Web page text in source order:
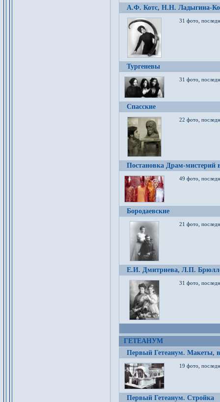
А.Ф. Котс, Н.Н. Ладыгина-
31 фото,
Тургеневы
31 фото,
Спасские
22 фото,
Постановка Драм-мистерий
49 фото,
Бородаевские
21 фото,
Е.И. Дмитриева, Л.П.
31 фото,
ГЕТЕАНУМ
Первый Гетеанум. Макеты,
19 фото,
Первый Гетеанум. Стройка